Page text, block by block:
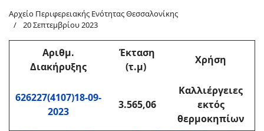
Αρχείο Περιφερειακής Ενότητας Θεσσαλονίκης
20 Σεπτεμβρίου 2023
Αριθμ.
Διακήρυξης
Έκταση
(τ.μ)
Χρήση
626227(4107)18-09-
2023
3.565,06
Καλλιέργειες
εκτός
θερμοκηπίων